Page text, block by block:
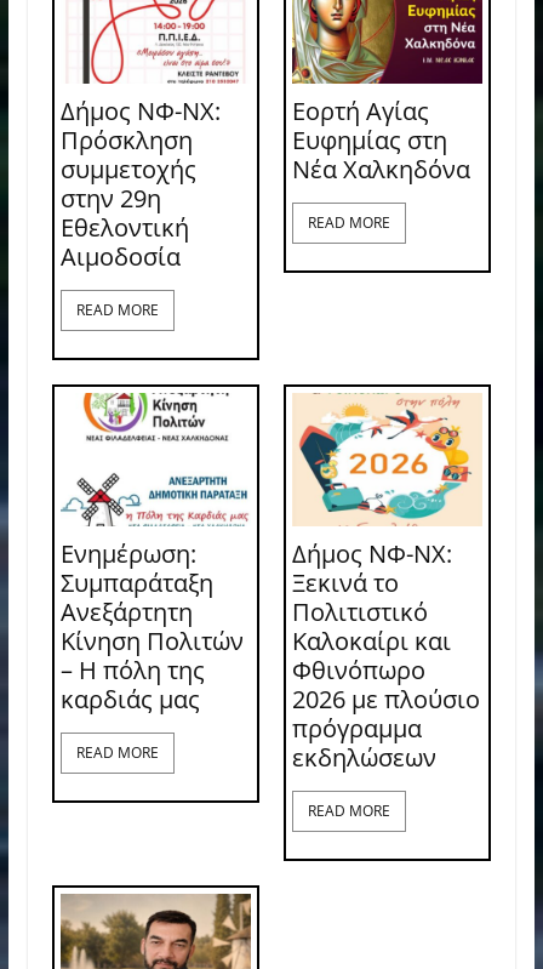
Δήμος ΝΦ-ΝΧ:
Πρόσκληση
συμμετοχής
στην 29η
Εθελοντική
Αιμοδοσία
READ MORE
Εορτή Αγίας
Ευφημίας στη
Νέα Χαλκηδόνα
READ MORE
Ενημέρωση:
Συμπαράταξη
Ανεξάρτητη
Κίνηση Πολιτών
– Η πόλη της
καρδιάς μας
READ MORE
Δήμος ΝΦ-ΝΧ:
Ξεκινά το
Πολιτιστικό
Καλοκαίρι και
Φθινόπωρο
2026 με πλούσιο
πρόγραμμα
εκδηλώσεων
READ MORE